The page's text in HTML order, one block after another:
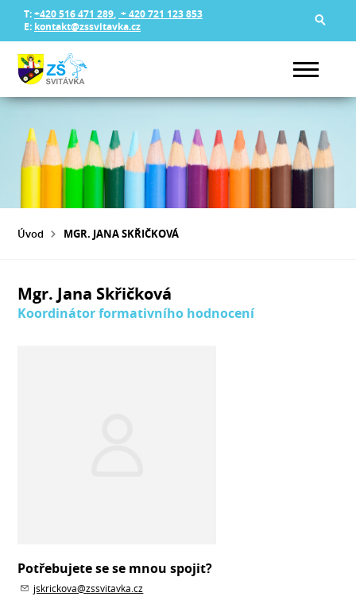
T:+420 516 471 289, + 420 721 123 853
E: kontakt@zssvitavka.cz
Úvod MGR. JANA SKŘIČKOVÁ
Mgr. Jana Skřičková
Koordinátor formativního hodnocení
Potřebujete se se mnou spojit?
jskrickova@zssvitavka.cz